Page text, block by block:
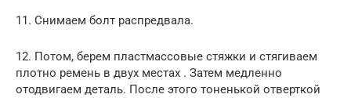
11. Снимаем болт распредвала.
12. Потом, берем пластмассовые стяжки и стягиваем
плотно ремень в двух местах . Затем медленно
отодвигаем деталь. После этого тоненькой отверткой